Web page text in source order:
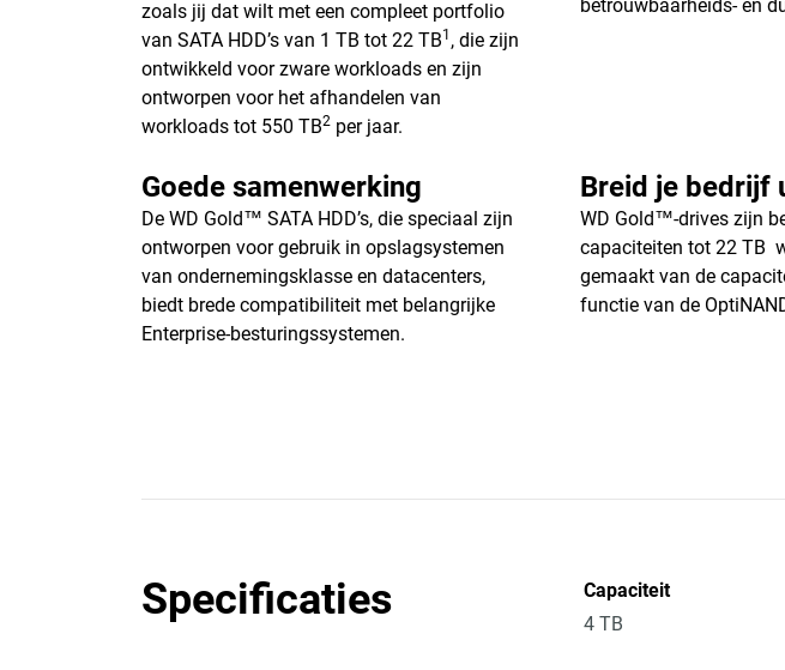
zoals jij dat wilt met een compleet portfolio
van SATA HDD’s van 1 TB tot 22 TB1 , die zijn
ontwikkeld voor zware workloads en zijn
ontworpen voor het afhandelen van
workloads tot 550 TB2 per jaar.
betrouwbaarheids- en
Goede samenwerking
De WD Gold™ SATA HDD’s, die speciaal zijn
ontworpen voor gebruik in opslagsystemen
van ondernemingsklasse en datacenters,
biedt brede compatibiliteit met belangrijke
Enterprise-besturingssystemen.
Breid je bedrijf
WD Gold™-drives zijn
capaciteiten tot 22 TB
gemaakt van de
functie van de
Specificaties
Capaciteit
4 TB